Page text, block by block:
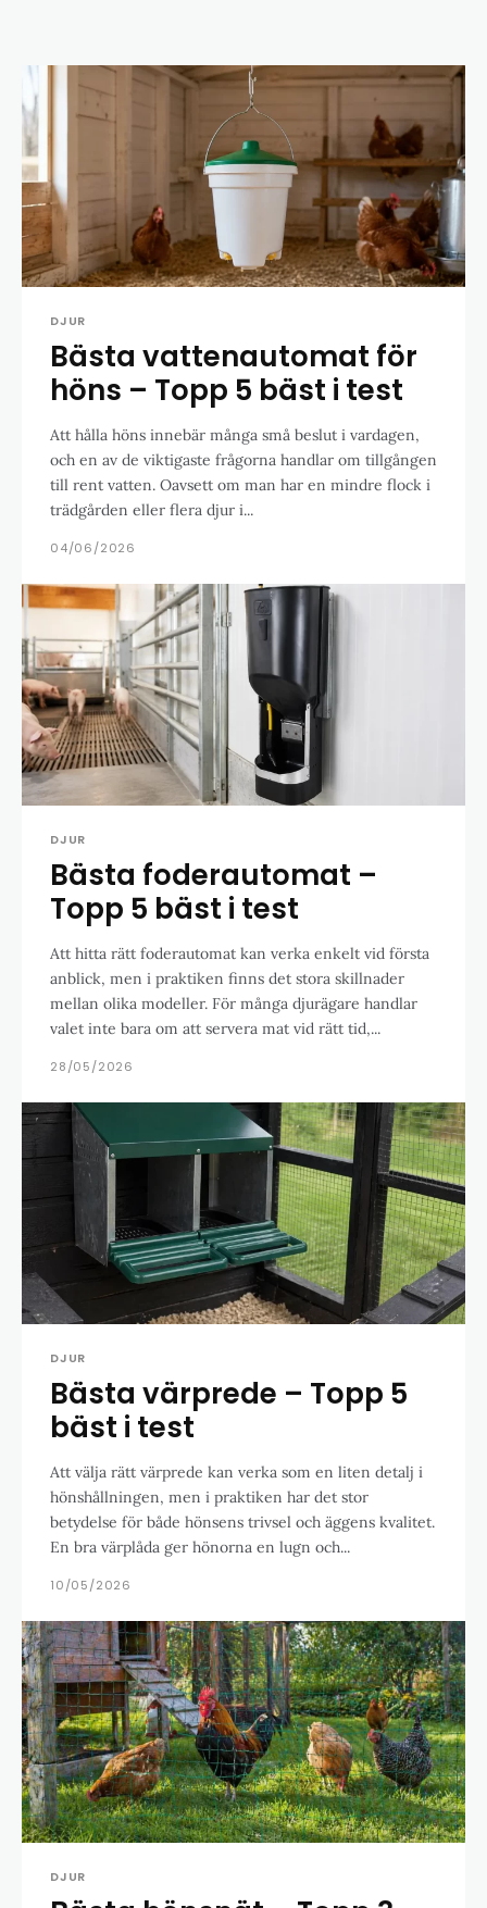
DJUR
Bästa vattenautomat för
höns – Topp 5 bäst i test
Att hålla höns innebär många små beslut i vardagen,
och en av de viktigaste frågorna handlar om tillgången
till rent vatten. Oavsett om man har en mindre flock i
trädgården eller flera djur i...
04/06/2026
DJUR
Bästa foderautomat –
Topp 5 bäst i test
Att hitta rätt foderautomat kan verka enkelt vid första
anblick, men i praktiken finns det stora skillnader
mellan olika modeller. För många djurägare handlar
valet inte bara om att servera mat vid rätt tid,...
28/05/2026
DJUR
Bästa värprede – Topp 5
bäst i test
Att välja rätt värprede kan verka som en liten detalj i
hönshållningen, men i praktiken har det stor
betydelse för både hönsens trivsel och äggens kvalitet.
En bra värplåda ger hönorna en lugn och...
10/05/2026
DJUR